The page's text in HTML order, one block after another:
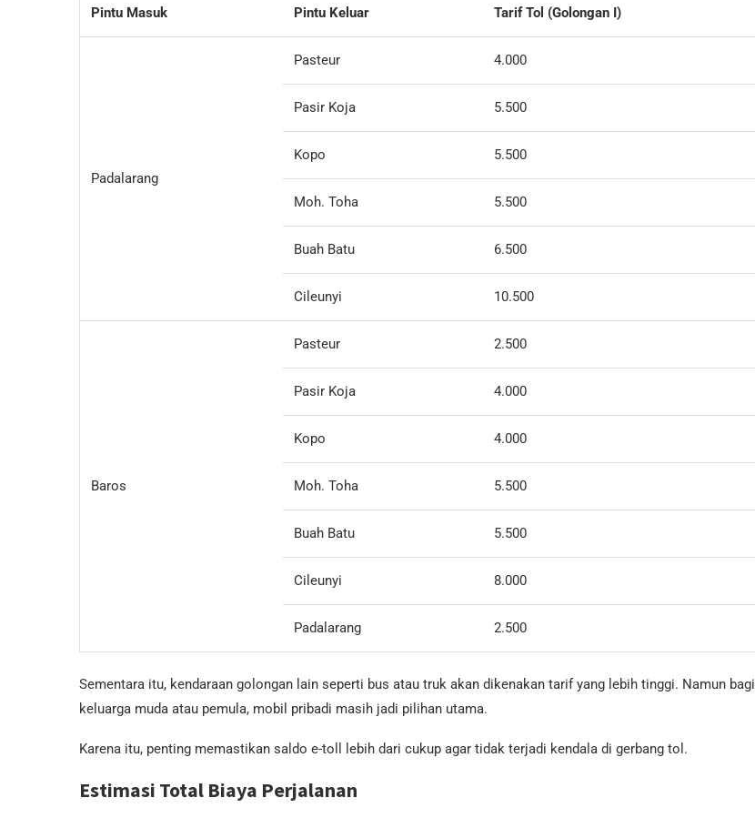
Pintu Masuk Pintu Keluar Tarif Tol (Golongan I)
Padalarang
Pasteur 4.000
Pasir Koja 5.500
Kopo 5.500
Moh. Toha 5.500
Buah Batu 6.500
Cileunyi 10.500
Baros
Pasteur 2.500
Pasir Koja 4.000
Kopo 4.000
Moh. Toha 5.500
Buah Batu 5.500
Cileunyi 8.000
Padalarang 2.500
Sementara itu, kendaraan golongan lain seperti bus atau truk akan dikenakan tarif yang lebih tinggi. Namun bagi
keluarga muda atau pemula, mobil pribadi masih jadi pilihan utama.
Karena itu, penting memastikan saldo e-toll lebih dari cukup agar tidak terjadi kendala di gerbang tol.
Estimasi Total Biaya Perjalanan